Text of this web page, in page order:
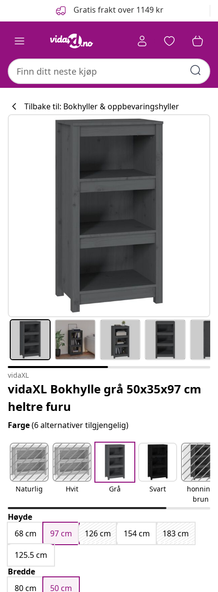
Gratis frakt over 1149 kr
Tilbake til: Bokhyller & oppbevaringshyller
vidaXL
vidaXL Bokhylle grå 50x35x97 cm
heltre furu
Farge(6 alternativer tilgjengelig)
Naturlig Hvit Grå Svart
honning
brun
Høyde
68 cm
97 cm 126 cm 154 cm
183 cm
125.5 cm
Bredde
80 cm
50 cm